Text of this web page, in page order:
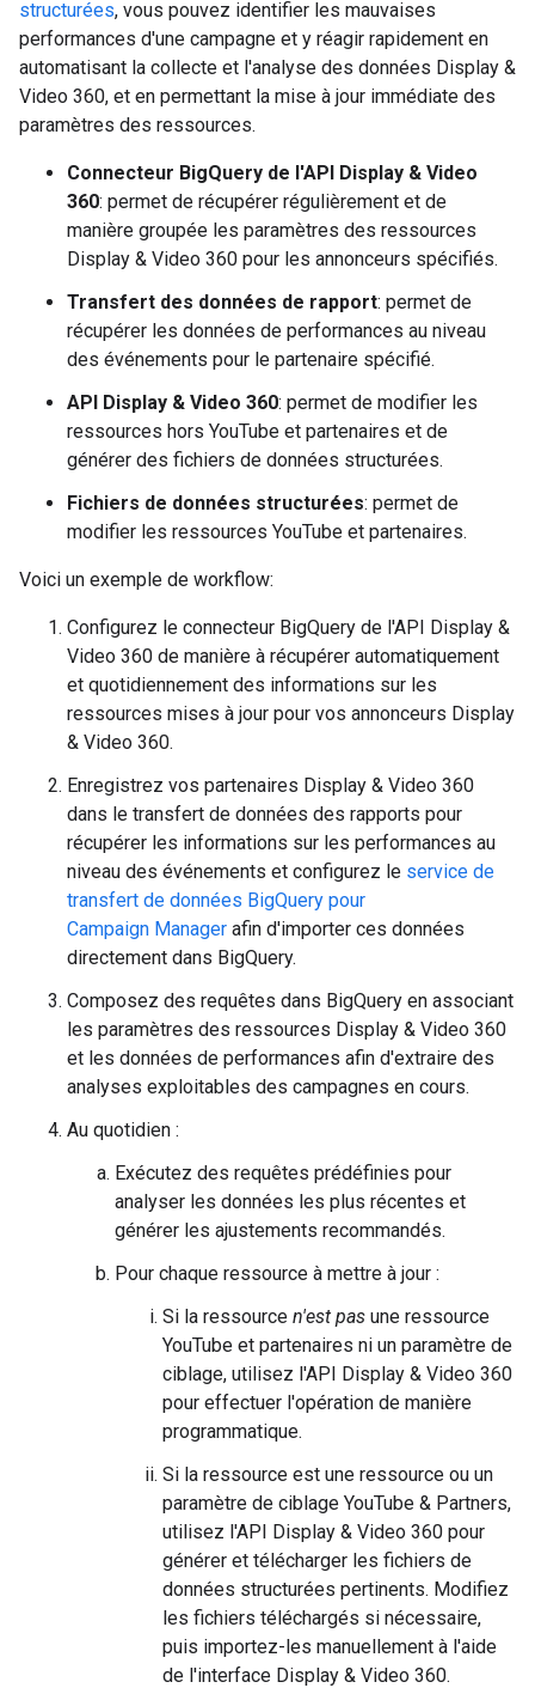
structurées, vous pouvez identifier les mauvaises
performances d'une campagne et y réagir rapidement en
automatisant la collecte et l'analyse des données Display &
Video 360, et en permettant la mise à jour immédiate des
paramètres des ressources.
Connecteur BigQuery de l'API Display & Video
360: permet de récupérer régulièrement et de
manière groupée les paramètres des ressources
Display & Video 360 pour les annonceurs spécifiés.
Transfert des données de rapport: permet de
récupérer les données de performances au niveau
des événements pour le partenaire spécifié.
API Display & Video 360: permet de modifier les
ressources hors YouTube et partenaires et de
générer des fichiers de données structurées.
Fichiers de données structurées: permet de
modifier les ressources YouTube et partenaires.
Voici un exemple de workflow:
Configurez le connecteur BigQuery de l'API Display &
Video 360 de manière à récupérer automatiquement
et quotidiennement des informations sur les
ressources mises à jour pour vos annonceurs Display
& Video 360.
Enregistrez vos partenaires Display & Video 360
dans le transfert de données des rapports pour
récupérer les informations sur les performances au
niveau des événements et configurez le service de
transfert de données BigQuery pour
Campaign Manager afin d'importer ces données
directement dans BigQuery.
Composez des requêtes dans BigQuery en associant
les paramètres des ressources Display & Video 360
et les données de performances afin d'extraire des
analyses exploitables des campagnes en cours.
Au quotidien :
Exécutez des requêtes prédéfinies pour
analyser les données les plus récentes et
générer les ajustements recommandés.
Pour chaque ressource à mettre à jour :
Si la ressource n'est pas une ressource
YouTube et partenaires ni un paramètre de
ciblage, utilisez l'API Display & Video 360
pour effectuer l'opération de manière
programmatique.
Si la ressource est une ressource ou un
paramètre de ciblage YouTube & Partners,
utilisez l'API Display & Video 360 pour
générer et télécharger les fichiers de
données structurées pertinents. Modifiez
les fichiers téléchargés si nécessaire,
puis importez-les manuellement à l'aide
de l'interface Display & Video 360.